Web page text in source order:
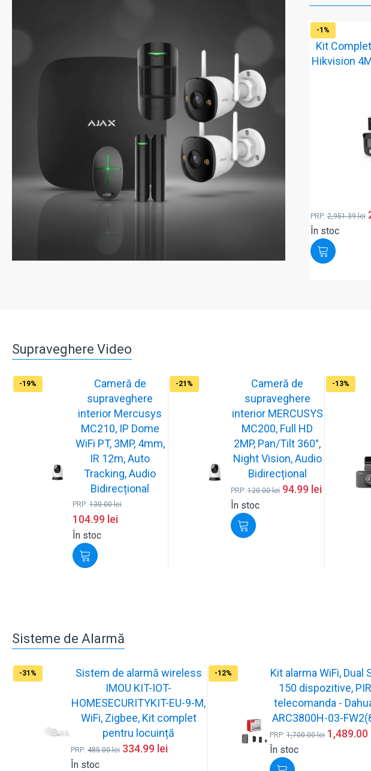
-1%
Kit
Hikvision
PRP:2,951.39lei
În stoc
Supraveghere Video
-19%
Cameră de
supraveghere
interior Mercusys
MC210, IP Dome
WiFi PT, 3MP, 4mm,
IR 12m, Auto
Tracking, Audio
Bidirecțional
PRP:130.00lei
104.99 lei
În stoc
-21%
Cameră de
supraveghere
interior MERCUSYS
MC200, Full HD
2MP, Pan/Tilt 360°,
Night Vision, Audio
Bidirecțional
PRP:120.00lei 94.99 lei
În stoc
-13%
Sisteme de Alarmă
-31%
Sistem de alarmă wireless
IMOU KIT-IOT-
HOMESECURITYKIT-EU-9-M,
WiFi, Zigbee, Kit complet
pentru locuință
PRP: 485.00lei 334.99 lei
În stoc
-12%
Kit alarma WiFi, Dual
150 dispozitive,
telecomanda -
ARC3800H-03-
PRP:1,700.00lei 1,489.00
În stoc